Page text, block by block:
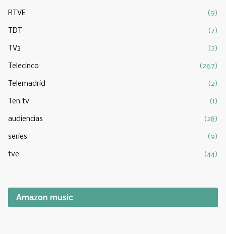
RTVE (9)
TDT (7)
TV3 (2)
Telecinco (267)
Telemadrid (2)
Ten tv (1)
audiencias (28)
series (9)
tve (44)
Amazon music